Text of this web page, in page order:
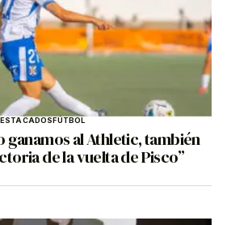
FÚTBOL
ganamos al Athletic, también
de la vuelta de Pisco”